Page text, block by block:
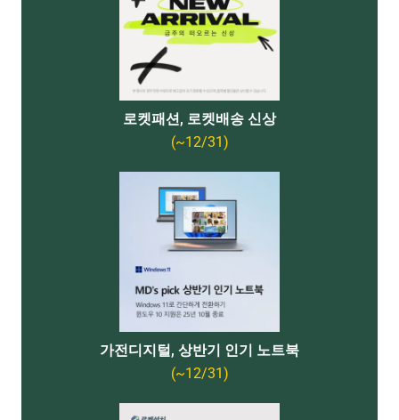
로켓패션, 로켓배송 신상
(~12/31)
가전디지털, 상반기 인기 노트북
(~12/31)